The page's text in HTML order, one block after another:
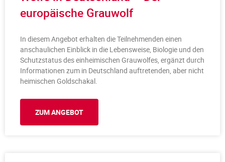
europäische Grauwolf
In diesem Angebot erhalten die Teilnehmenden einen
anschaulichen Einblick in die Lebensweise, Biologie und den
Schutzstatus des einheimischen Grauwolfes, ergänzt durch
Informationen zum in Deutschland auftretenden, aber nicht
heimischen Goldschakal.
ZUM ANGEBOT